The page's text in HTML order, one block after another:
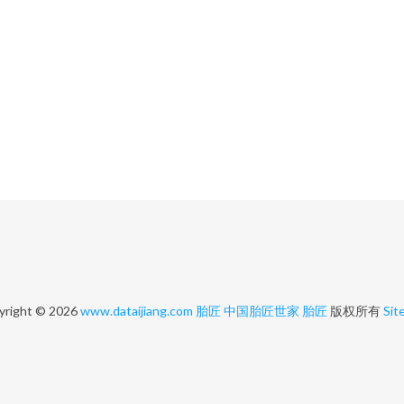
© 2026www.dataijiang.com 胎匠 中国胎匠世家 胎匠版权所有